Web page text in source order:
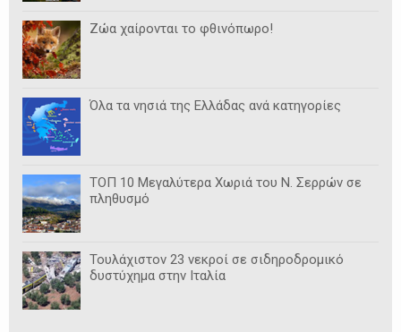
Ζώα χαίρονται το φθινόπωρο!
Όλα τα νησιά της Ελλάδας ανά κατηγορίες
ΤΟΠ 10 Μεγαλύτερα Χωριά του Ν. Σερρών σε
πληθυσμό
Τουλάχιστον 23 νεκροί σε σιδηροδρομικό
δυστύχημα στην Ιταλία